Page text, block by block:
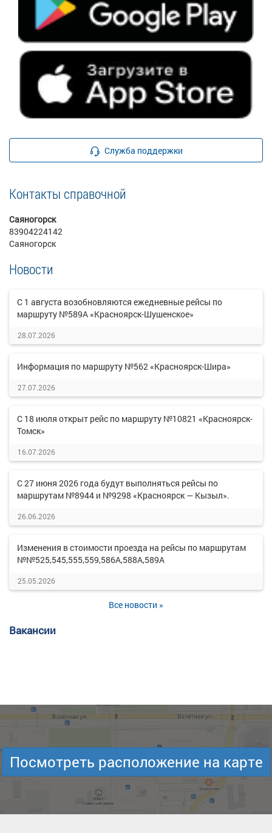
Служба поддержки
Контакты справочной
Саяногорск
83904224142
Саяногорск
Новости
С 1 августа возобновляются ежедневные рейсы по
маршруту №589А «Красноярск-Шушенское»
28.07.2026
Информация по маршруту №562 «Красноярск-Шира»
27.07.2026
С 18 июля открыт рейс по маршруту №10821 «Красноярск-
Томск»
16.07.2026
С 27 июня 2026 года будут выполняться рейсы по
маршрутам №8944 и №9298 «Красноярск — Кызыл».
26.06.2026
Изменения в стоимости проезда на рейсы по маршрутам
№№525,545,555,559,586А,588А,589А
25.05.2026
Все новости »
Вакансии
Посмотреть расположение на карте